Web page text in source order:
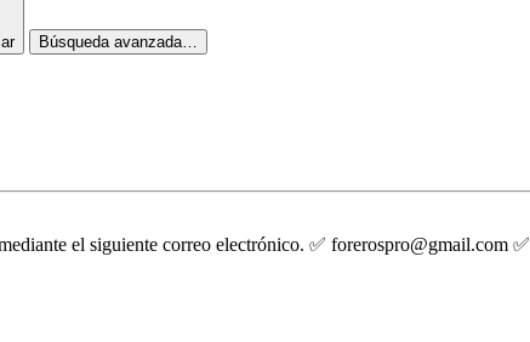
Búsqueda avanzada…
el siguiente correo electrónico. ✅ forerospro@gmail.com ✅